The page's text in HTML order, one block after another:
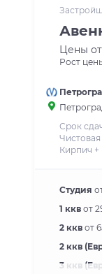
Цены от
Рост
Срок
Чистовая
Кирпич
Студия
1 ккв от
2 ккв от
2 ккв
3 ккв